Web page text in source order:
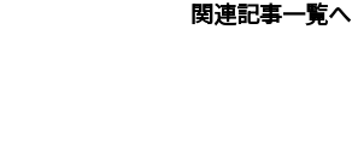
関連記事一覧へ